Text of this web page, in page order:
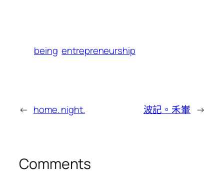
being entrepreneurship
← home. night. 波記。禾輋 →
Comments